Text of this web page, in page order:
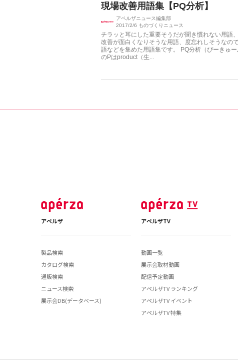
現場改善用語集【PQ分析】
アペルザニュース編集部
2017/2/6 ものづくりニュース
チラッと耳にした重要そうだが聞き慣れない用語
改善が面白くなりそうな用語、度忘れしそうなの
語などを集めた用語集です。 PQ分析（ぴーきゅ
のPはproduct（生...
アペルザ
製品検索
カタログ検索
通販検索
ニュース検索
展示会DB(データベース)
アペルザTV
動画一覧
展示会取材動画
配信予定動画
アペルザTV ランキング
アペルザTV イベント
アペルザTV 特集